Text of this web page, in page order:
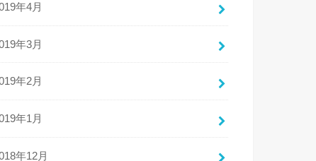
年4月
年3月
年2月
年1月
年12月